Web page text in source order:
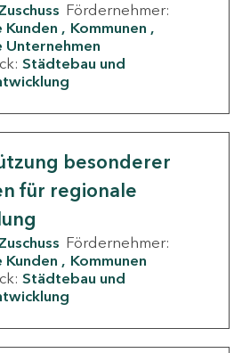
Fördernehmer:
Kommunen
Unternehmen
Städtebau und
besonderer
für regionale
Fördernehmer:
Kommunen
Städtebau und